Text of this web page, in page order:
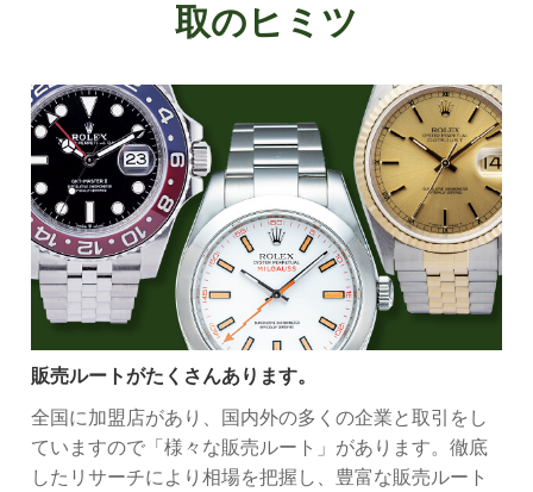
取のヒミツ
販売ルートがたくさんあります。
全国に加盟店があり、国内外の多くの企業と取引をし
ていますので「様々な販売ルート」があります。徹底
したリサーチにより相場を把握し、豊富な販売ルート